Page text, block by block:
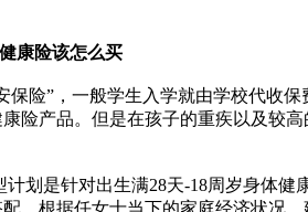
康险该怎么买
险”，一般学生入学就由学校代收保
险产品。但是在孩子的重疾以及较
是针对出生满28天-18周岁身体健
。根据任女士当下的家庭经济状况